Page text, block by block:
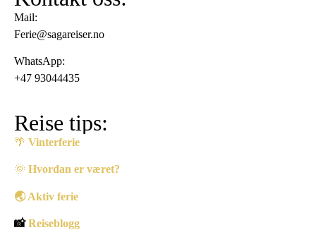
Mail:
Ferie@sagareiser.no
WhatsApp:
+47 93044435
Reise tips:
🌴 Vinterferie
🌞 Hvordan er været?
🌏 Aktiv ferie
📸Reiseblogg